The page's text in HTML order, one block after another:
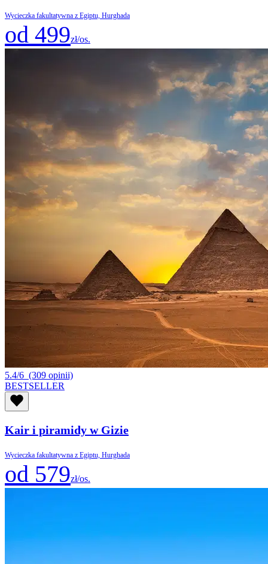
Wycieczka fakultatywna z Egiptu, Hurghada
od 499zł/os.
5.4/6 (309 opinii)
BESTSELLER
Kair i piramidy w Gizie
Wycieczka fakultatywna z Egiptu, Hurghada
od 579zł/os.